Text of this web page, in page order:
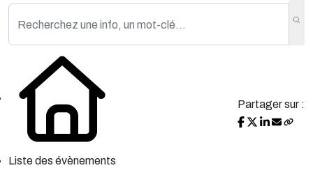
Liste des évènements
Partager sur :